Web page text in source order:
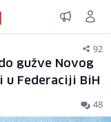
92
gužve Novog
Federaciji BiH
48